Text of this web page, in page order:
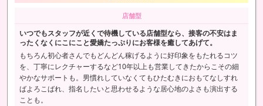
店舗型
いつでもスタッフが近くで待機している店舗型なら、接客の不安はま
ったくなくにこにこと愛嬌たっぷりにお客様を癒してあげて。
もちろん初心者さんでもどんどん稼げるように好印象をもたれるコツ
を、丁寧にレクチャーするなど10年以上も営業してきたからこその細
やかなサポートも。男慣れしていなくてもひたむきにおもてなしすれ
ばよろこばれ、指名したいと思わせるような居心地のよさも演出する
ことも。